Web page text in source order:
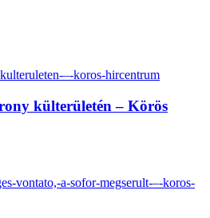
külterületén – Körös